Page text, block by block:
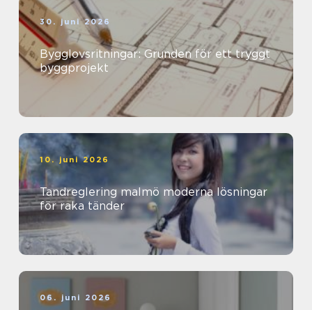
30. juni 2026
Bygglovsritningar: Grunden för ett tryggt
byggprojekt
10. juni 2026
Tandreglering malmö moderna lösningar
för raka tänder
06. juni 2026